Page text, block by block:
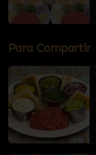
Para Compartir